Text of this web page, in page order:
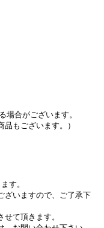
場合がございます。
もございます。）
す。
ざいますので、ご了承下
て頂きます。